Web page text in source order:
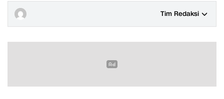
Tim Redaksi